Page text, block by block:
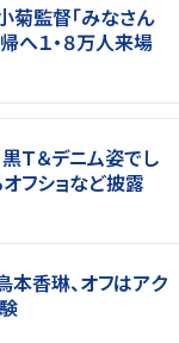
菊監督「みなさん
へ１・８万人来場
黒Ｔ＆デニム姿でし
フショなど披露
本香琳、オフはアク